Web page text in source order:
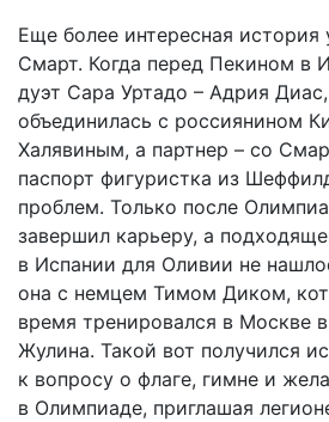
Еще более интересная история
Смарт. Когда перед Пекином в
дуэт Сара Уртадо – Адрия
объединилась с россиянином
Халявиным, а партнер – со
паспорт фигуристка из
проблем. Только после
завершил карьеру, а
в Испании для Оливии не
она с немцем Тимом Диком,
время тренировался в Москве
Жулина. Такой вот получился
к вопросу о флаге, гимне и
в Олимпиаде, приглашая